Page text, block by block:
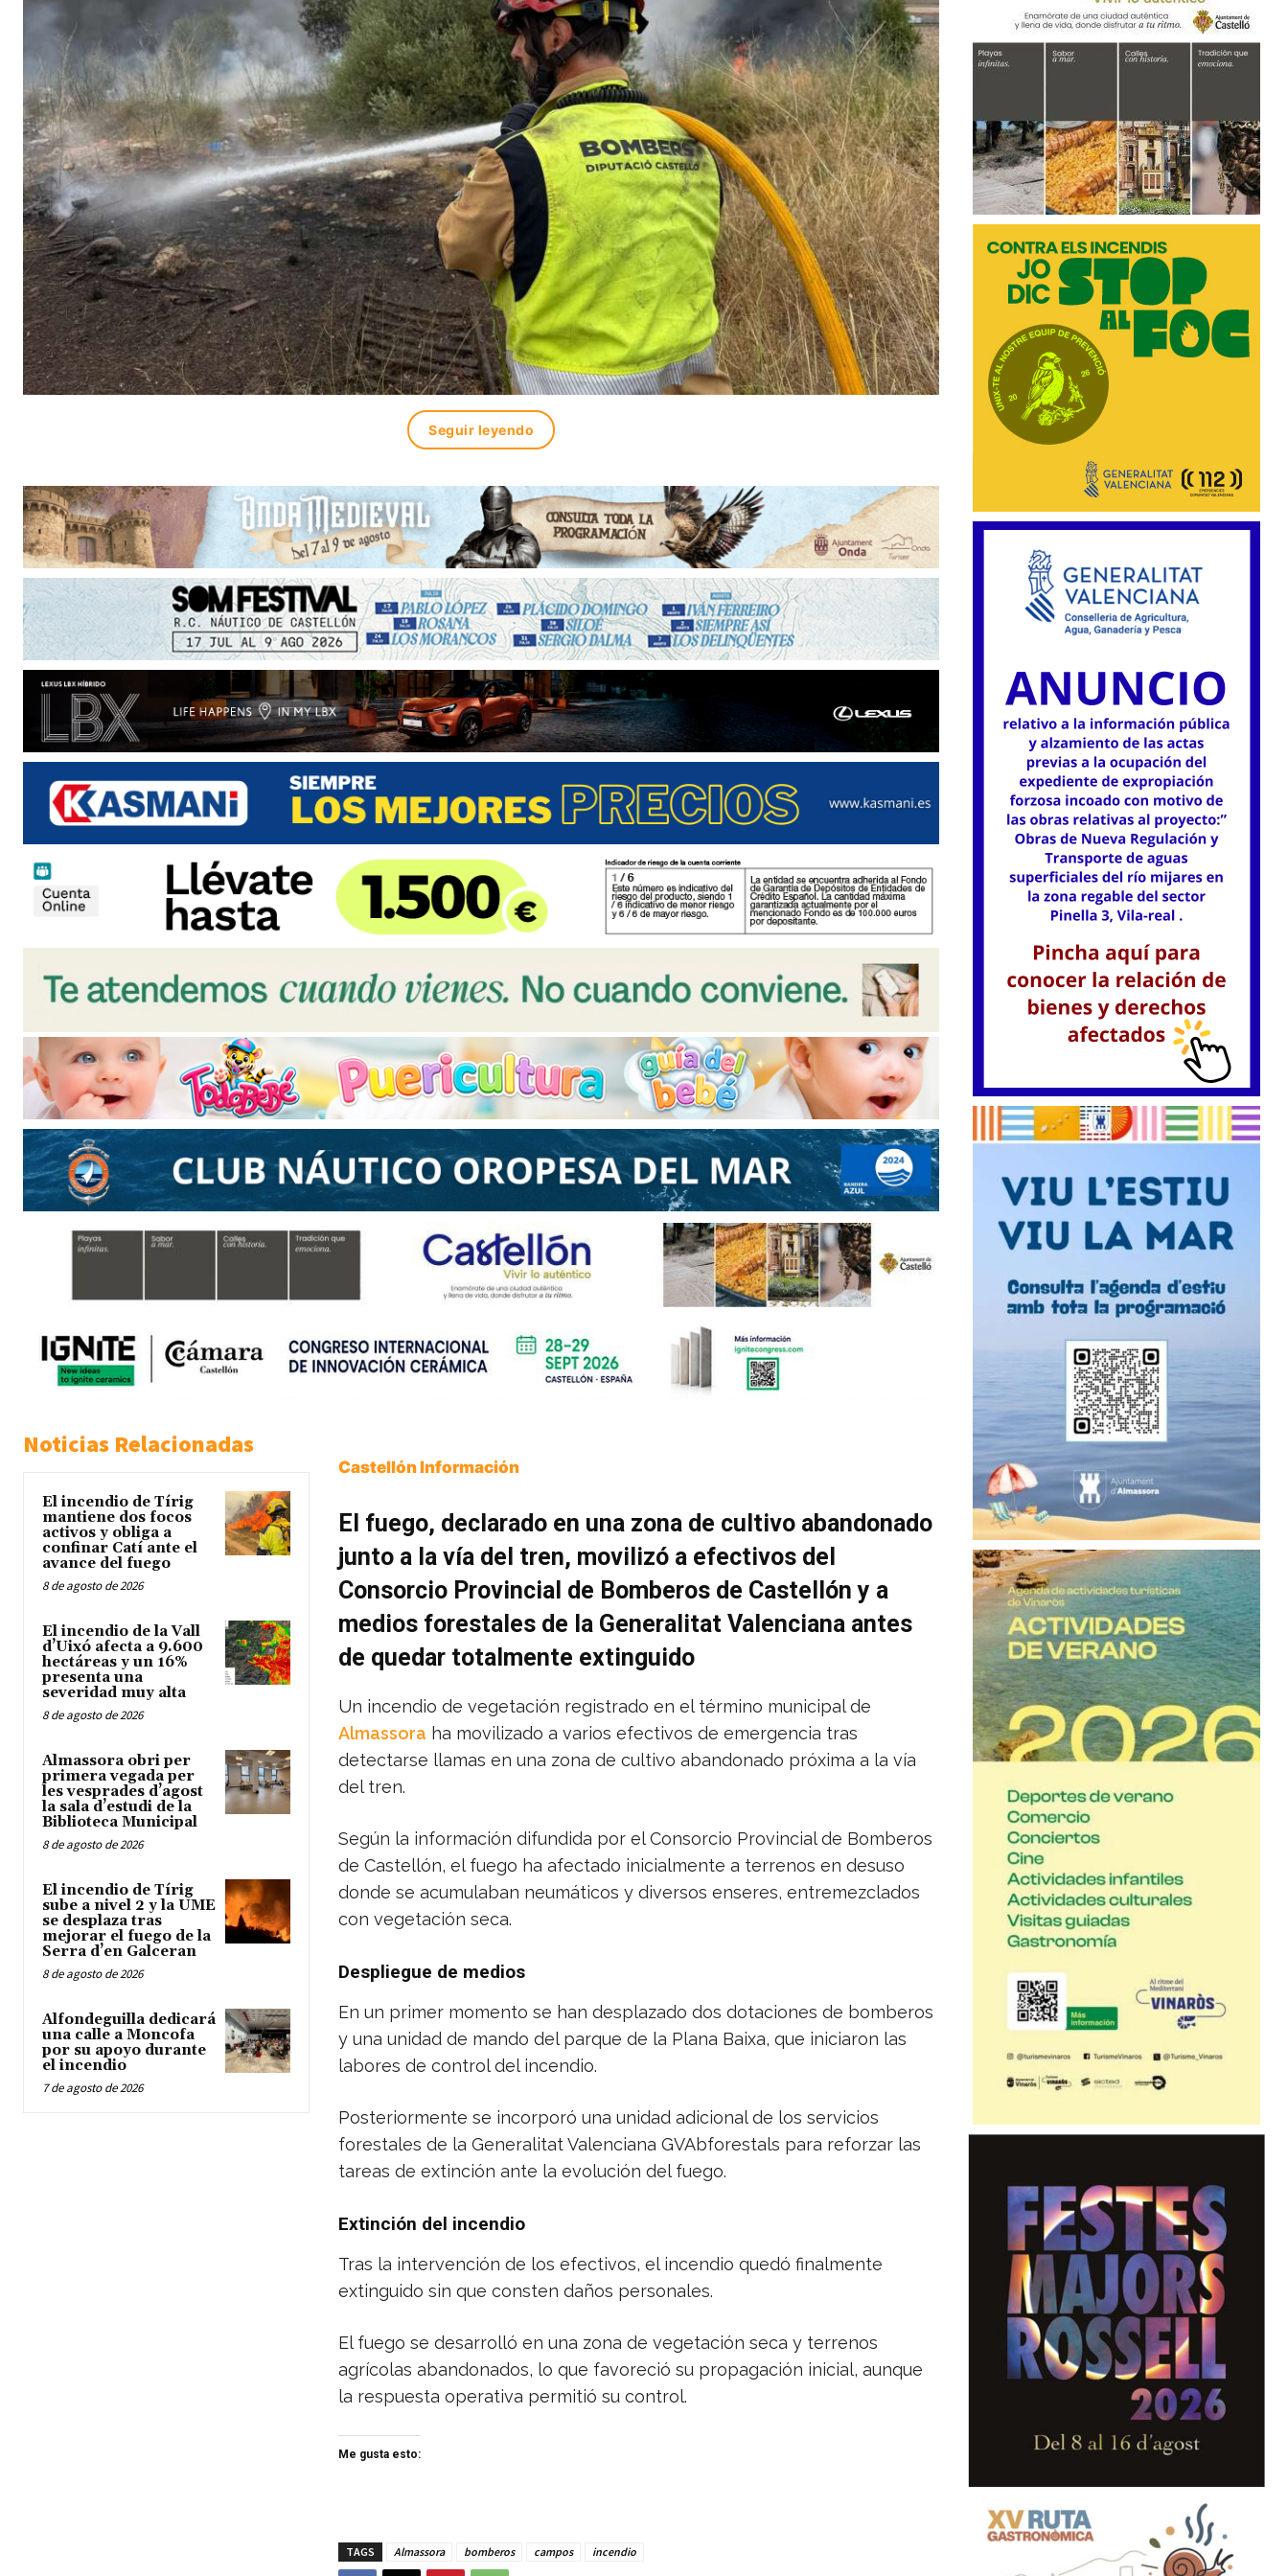
Seguir leyendo
Noticias Relacionadas
El incendio de Tírig
mantiene dos focos
activos y obliga a
confinar Catí ante el
avance del fuego
8 de agosto de 2026
El incendio de la Vall
d’Uixó afecta a 9.600
hectáreas y un 16%
presenta una
severidad muy alta
8 de agosto de 2026
Almassora obri per
primera vegada per
les vesprades d’agost
la sala d’estudi de la
Biblioteca Municipal
8 de agosto de 2026
El incendio de Tírig
sube a nivel 2 y la UME
se desplaza tras
mejorar el fuego de la
Serra d’en Galceran
8 de agosto de 2026
Alfondeguilla dedicará
una calle a Moncofa
por su apoyo durante
el incendio
7 de agosto de 2026
Castellón Información
El fuego, declarado en una zona de cultivo abandonado
junto a la vía del tren, movilizó a efectivos del
Consorcio Provincial de Bomberos de Castellón y a
medios forestales de la Generalitat Valenciana antes
de quedar totalmente extinguido
Un incendio de vegetación registrado en el término municipal de
Almassora ha movilizado a varios efectivos de emergencia tras
detectarse llamas en una zona de cultivo abandonado próxima a la vía
del tren.
Según la información difundida por el Consorcio Provincial de Bomberos
de Castellón, el fuego ha afectado inicialmente a terrenos en desuso
donde se acumulaban neumáticos y diversos enseres, entremezclados
con vegetación seca.
Despliegue de medios
En un primer momento se han desplazado dos dotaciones de bomberos
y una unidad de mando del parque de la Plana Baixa, que iniciaron las
labores de control del incendio.
Posteriormente se incorporó una unidad adicional de los servicios
forestales de la Generalitat Valenciana GVAbforestals para reforzar las
tareas de extinción ante la evolución del fuego.
Extinción del incendio
Tras la intervención de los efectivos, el incendio quedó finalmente
extinguido sin que consten daños personales.
El fuego se desarrolló en una zona de vegetación seca y terrenos
agrícolas abandonados, lo que favoreció su propagación inicial, aunque
la respuesta operativa permitió su control.
Me gusta esto:
TAGS Almassora bomberos campos incendio